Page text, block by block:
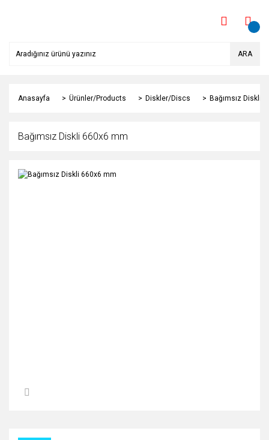
ARA
Anasayfa Ürünler/Products Diskler/Discs Bağımsız Diskli
Bağımsız Diskli 660x6 mm